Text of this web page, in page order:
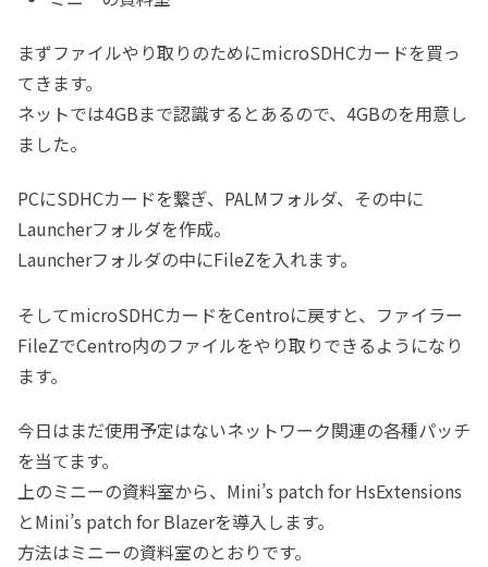
まずファイルやり取りのためにmicroSDHCカードを買っ
てきます。
ネットでは4GBまで認識するとあるので、4GBのを用意し
ました。
PCにSDHCカードを繋ぎ、PALMフォルダ、その中に
Launcherフォルダを作成。
Launcherフォルダの中にFileZを入れます。
そしてmicroSDHCカードをCentroに戻すと、ファイラー
FileZでCentro内のファイルをやり取りできるようになり
ます。
今日はまだ使用予定はないネットワーク関連の各種パッチ
を当てます。
上のミニーの資料室から、Mini’s patch for HsExtensions
とMini’s patch for Blazerを導入します。
方法はミニーの資料室のとおりです。